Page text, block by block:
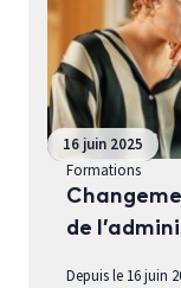
16 juin 2025
Formations
de
Depuis le 16 juin